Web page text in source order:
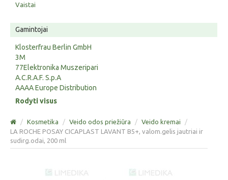
Vaistai
Gamintojai
Klosterfrau Berlin GmbH
3M
77Elektronika Muszeripari
A.C.R.A.F. S.p.A
AAAA Europe Distribution
Rodyti visus
/ Kosmetika / Veido odos priežiūra / Veido kremai
/
LA ROCHE POSAY CICAPLAST LAVANT B5+, valom.gelis jautriai ir
sudirg.odai, 200 ml